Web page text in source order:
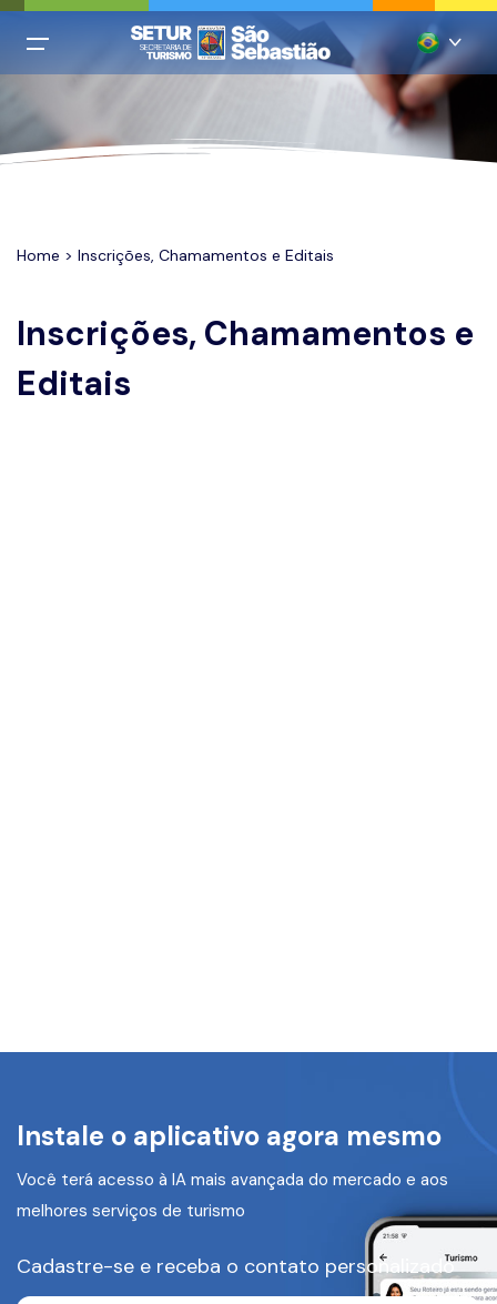
All filters
Italiano
Chinês mandarim
Menu Principal
Login
Home
Restaurantes
Hospedagem
Home > Inscrições, Chamamentos e Editais
Inscrições, Chamamentos e
Editais
Instale o aplicativo agora mesmo
Você terá acesso à IA mais avançada do mercado e aos
melhores serviços de turismo
Cadastre-se e receba o contato personalizado